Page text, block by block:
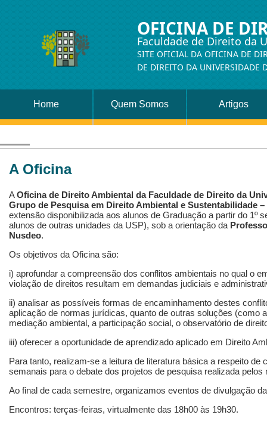
OFICINA DE
Faculdade de Direito da
SITE OFICIAL DA OFICINA DE
DE DIREITO DA UNIVERSIDADE
Home Quem Somos Artigos
A Oficina
AOficina de Direito Ambiental da Faculdade de Direito da
Grupo de Pesquisa em Direito Ambiental e Sustentabilidade –
extensão disponibilizada aos alunos de Graduação a partir do 1º
alunos de outras unidades da USP), sob a orientação da
Nusdeo.
Os objetivos da Oficina são:
i) aprofundar a compreensão dos conflitos ambientais no qual o
violação de direitos resultam em demandas judiciais e
ii) analisar as possíveis formas de encaminhamento destes
aplicação de normas jurídicas, quanto de outras soluções (como
mediação ambiental, a participação social, o observatório de
iii) oferecer a oportunidade de aprendizado aplicado em Direito
Para tanto, realizam-se a leitura de literatura básica a respeito de
semanais para o debate dos projetos de pesquisa realizada pelos
Ao final de cada semestre, organizamos eventos de divulgação
Encontros: terças-feiras, virtualmente das 18h00 às 19h30.